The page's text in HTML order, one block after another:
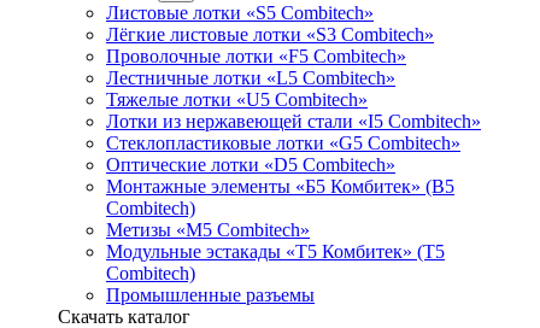
Листовые лотки «S5 Combitech»
Лёгкие листовые лотки «S3 Combitech»
Проволочные лотки «F5 Combitech»
Лестничные лотки «L5 Combitech»
Тяжелые лотки «U5 Combitech»
Лотки из нержавеющей стали «I5 Combitech»
Стеклопластиковые лотки «G5 Combitech»
Оптические лотки «D5 Combitech»
Монтажные элементы «Б5 Комбитек» (B5
Combitech)
Метизы «M5 Combitech»
Модульные эстакады «Т5 Комбитек» (T5
Combitech)
Промышленные разъемы
Скачать каталог